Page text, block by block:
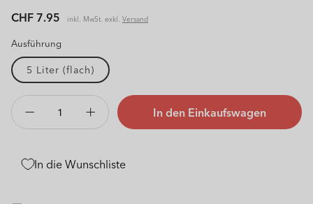
Normaler
Preis
CHF 7.95 inkl. MwSt. exkl. Versand
Ausführung
5 Liter (flach)
Verringere
die
für
Erhöhe
die
für
In den Einkaufswagen
In die Wunschliste